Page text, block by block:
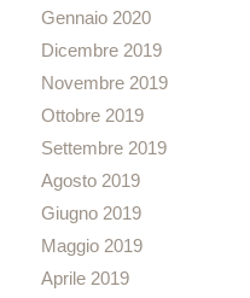
Gennaio 2020
Dicembre 2019
Novembre 2019
Ottobre 2019
Settembre 2019
Agosto 2019
Giugno 2019
Maggio 2019
Aprile 2019